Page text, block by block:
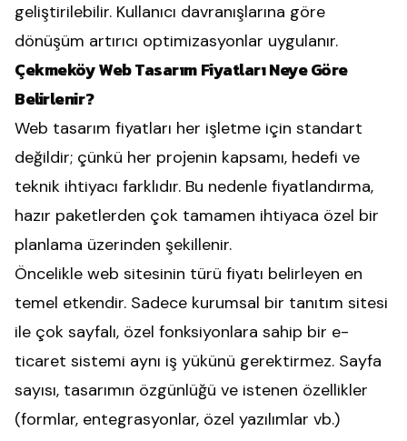
geliştirilebilir. Kullanıcı davranışlarına göre
dönüşüm artırıcı optimizasyonlar uygulanır.
Çekmeköy Web Tasarım Fiyatları Neye Göre
Belirlenir?
Web tasarım fiyatları her işletme için standart
değildir; çünkü her projenin kapsamı, hedefi ve
teknik ihtiyacı farklıdır. Bu nedenle fiyatlandırma,
hazır paketlerden çok tamamen ihtiyaca özel bir
planlama üzerinden şekillenir.
Öncelikle web sitesinin türü fiyatı belirleyen en
temel etkendir. Sadece kurumsal bir tanıtım sitesi
ile çok sayfalı, özel fonksiyonlara sahip bir e-
ticaret sistemi aynı iş yükünü gerektirmez. Sayfa
sayısı, tasarımın özgünlüğü ve istenen özellikler
(formlar, entegrasyonlar, özel yazılımlar vb.)